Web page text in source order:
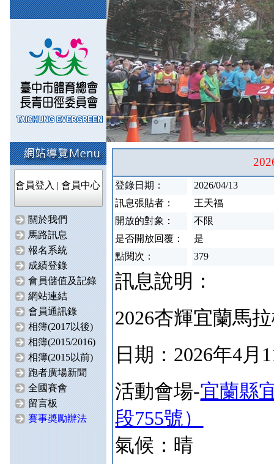
會員登入 |會員中心
關於我們
馬路訊息
報名系統
成績登錄
會員儲值及記錄
網站連結
會員通訊錄
相簿(2017以後)
相簿(2015/2016)
相簿(2015以前)
跑者廣場新聞
全國賽會
留言板
賽事奬勵辦法
登錄日期：
2026/04/13
訊息張貼者：
王天福
開放的對象：
不限
是否開放回覆：
是
點閱次：
379
訊息說明：
2026杏輝宜蘭馬
日期：2026年4
活動會場-宜蘭縣
段755號）
氣候：晴